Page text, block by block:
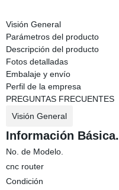
Visión General
Parámetros del producto
Descripción del producto
Fotos detalladas
Embalaje y envío
Perfil de la empresa
PREGUNTAS FRECUENTES
Visión General
Información Básica.
No. de Modelo.
cnc router
Condición